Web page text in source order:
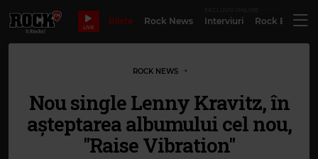
LIVE
Bilete Rock News Interviuri Rock
ROCK NEWS
Nou single Lenny Kravitz, în
așteptarea albumului cel nou,
"Raise Vibration"